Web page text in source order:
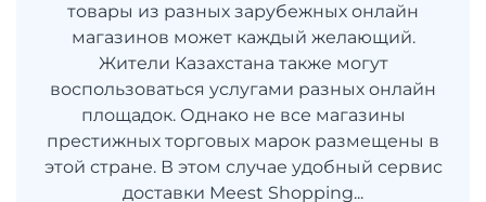
товары из разных зарубежных онлайн
магазинов может каждый желающий.
Жители Казахстана также могут
воспользоваться услугами разных онлайн
площадок. Однако не все магазины
престижных торговых марок размещены в
этой стране. В этом случае удобный сервис
доставки Meest Shopping...